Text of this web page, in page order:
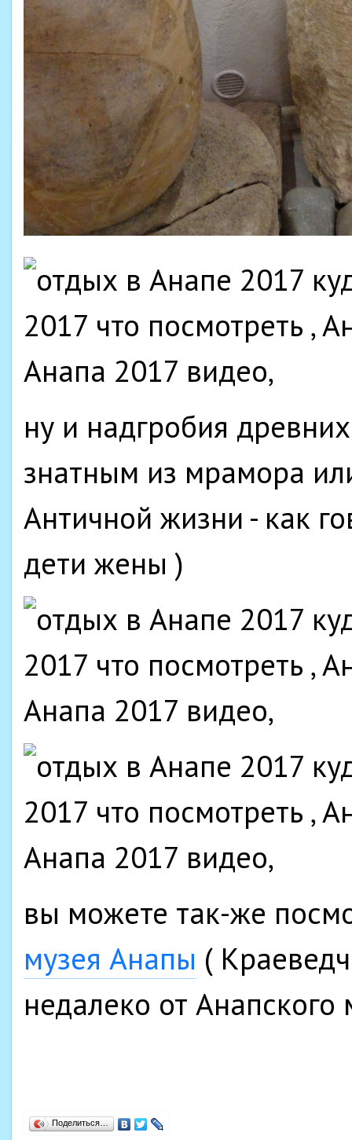
ну и надгробия
знатным из мрамора
Античной жизни - как
дети жены )
вы можете так-же
музея Анапы (
недалеко от Анапского
Поделиться…